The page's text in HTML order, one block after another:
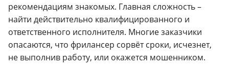
рекомендациям знакомых. Главная сложность –
найти действительно квалифицированного и
ответственного исполнителя. Многие заказчики
опасаются, что фрилансер сорвёт сроки, исчезнет,
не выполнив работу, или окажется мошенником.